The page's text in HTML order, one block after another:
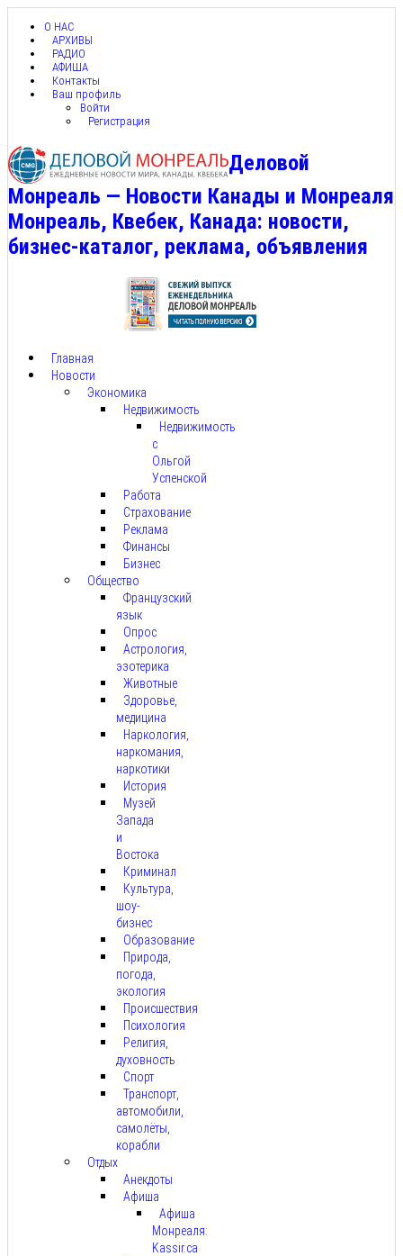
О НАС
АРХИВЫ
РАДИО
АФИША
Контакты
Ваш профиль
Войти
Регистрация
Деловой
Монреаль — Новости Канады и Монреаля
Монреаль, Квебек, Канада: новости,
бизнес-каталог, реклама, объявления
Главная
Новости
Экономика
Недвижимость
Недвижимость
с
Ольгой
Успенской
Работа
Страхование
Реклама
Финансы
Бизнес
Общество
Французский
язык
Опрос
Астрология,
эзотерика
Животные
Здоровье,
медицина
Наркология,
наркомания,
наркотики
История
Музей
Запада
и
Востока
Криминал
Культура,
шоу-
бизнес
Образование
Природа,
погода,
экология
Происшествия
Психология
Религия,
духовность
Спорт
Транспорт,
автомобили,
самолёты,
корабли
Отдых
Анекдоты
Афиша
Афиша
Монреаля:
Kassir.ca